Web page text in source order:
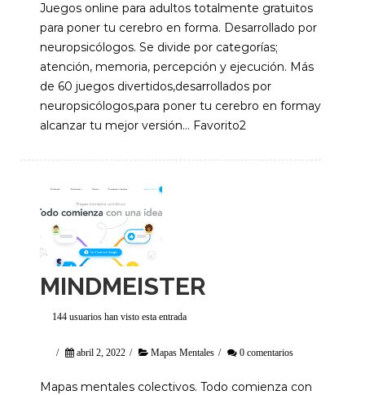
Juegos online para adultos totalmente gratuitos
para poner tu cerebro en forma. Desarrollado por
neuropsicólogos. Se divide por categorías;
atención, memoria, percepción y ejecución. Más
de 60 juegos divertidos,desarrollados por
neuropsicólogos,para poner tu cerebro en formay
alcanzar tu mejor versión… Favorito2
MINDMEISTER
144 usuarios han visto esta entrada
/ abril 2, 2022 / Mapas Mentales / 0 comentarios
Mapas mentales colectivos. Todo comienza con